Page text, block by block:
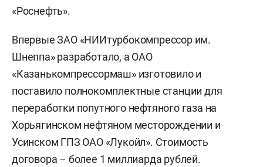
«Роснефть».
Впервые ЗАО «НИИтурбокомпрессор им.
Шнеппа» разработало, а ОАО
«Казанькомпрессормаш» изготовило и
поставило полнокомплектные станции для
переработки попутного нефтяного газа на
Хорьягинском нефтяном месторождении и
Усинском ГПЗ ОАО «Лукойл». Стоимость
договора – более 1 миллиарда рублей.